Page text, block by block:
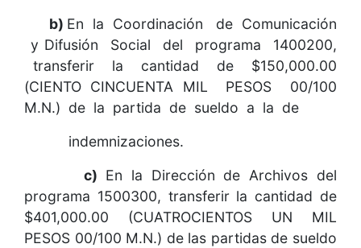
b) En la Coordinación de Comunicación
y Difusión Social del programa 1400200,
transferir la cantidad de $150,000.00
(CIENTO CINCUENTA MIL PESOS 00/100
M.N.) de la partida de sueldo a la de
indemnizaciones.
c) En la Dirección de Archivos del
programa 1500300, transferir la cantidad de
$401,000.00 (CUATROCIENTOS UN MIL
PESOS 00/100 M.N.) de las partidas de sueldo